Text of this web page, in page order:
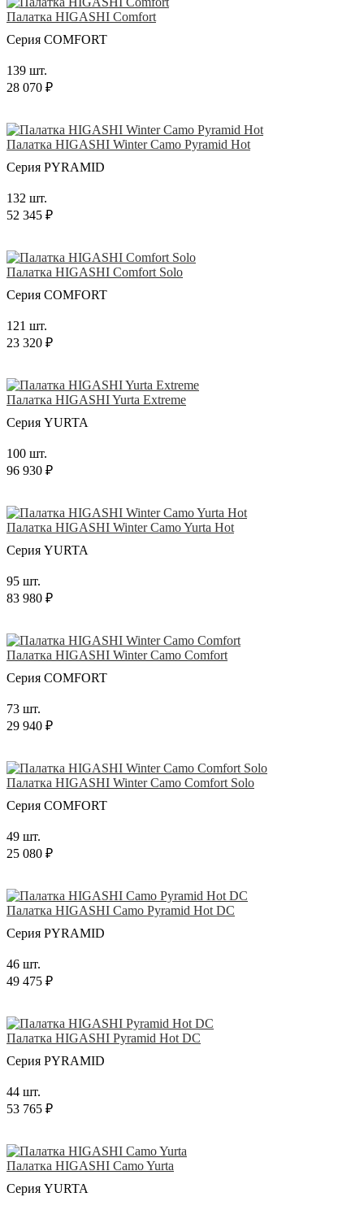
Палатка HIGASHI Comfort
Серия COMFORT
139 шт.
28 070 ₽
Палатка HIGASHI Winter Camo Pyramid Hot
Серия PYRAMID
132 шт.
52 345 ₽
Палатка HIGASHI Comfort Solo
Серия COMFORT
121 шт.
23 320 ₽
Палатка HIGASHI Yurta Extreme
Серия YURTA
100 шт.
96 930 ₽
Палатка HIGASHI Winter Camo Yurta Hot
Серия YURTA
95 шт.
83 980 ₽
Палатка HIGASHI Winter Camo Comfort
Серия COMFORT
73 шт.
29 940 ₽
Палатка HIGASHI Winter Camo Comfort Solo
Серия COMFORT
49 шт.
25 080 ₽
Палатка HIGASHI Camo Pyramid Hot DC
Серия PYRAMID
46 шт.
49 475 ₽
Палатка HIGASHI Pyramid Hot DC
Серия PYRAMID
44 шт.
53 765 ₽
Палатка HIGASHI Camo Yurta
Серия YURTA